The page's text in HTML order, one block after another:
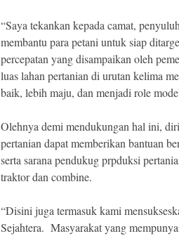
“Saya tekankan kepada camat,
membantu para petani untuk siap
percepatan yang disampaikan oleh
luas lahan pertanian di urutan kelima
baik, lebih maju, dan menjadi role
Olehnya demi mendukungan hal ini,
pertanian dapat memberikan bantuan
serta sarana pendukug prpduksi
traktor dan combine.
“Disini juga termasuk kami
Sejahtera. Masyarakat yang